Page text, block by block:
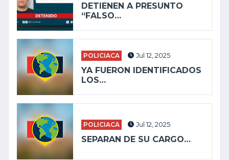
DETIENEN A PRESUNTO
“FALSO…
POLICIACA Jul 12, 2025
YA FUERON IDENTIFICADOS
LOS…
POLICIACA Jul 12, 2025
SEPARAN DE SU CARGO…